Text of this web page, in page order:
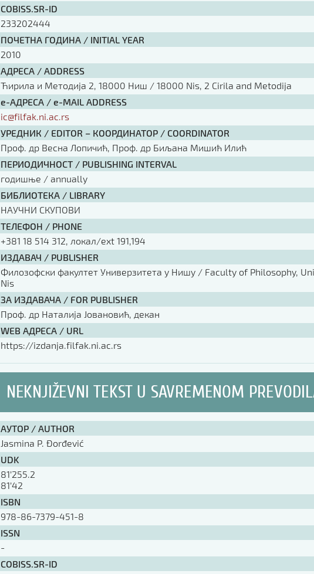
COBISS.SR-ID
233202444
ПОЧЕТНА ГОДИНА / INITIAL YEAR
2010
АДРЕСА / ADDRESS
Ћирила и Методија 2, 18000 Ниш / 18000 Nis, 2 Cirila and Metodija
е-АДРЕСА / e-MAIL ADDRESS
ic@filfak.ni.ac.rs
УРЕДНИК / EDITOR – КООРДИНАТОР / COORDINATOR
Проф. др Весна Лопичић, Проф. др Биљана Мишић Илић
ПЕРИОДИЧНОСТ / PUBLISHING INTERVAL
годишње / annually
БИБЛИОТЕКА / LIBRARY
НАУЧНИ СКУПОВИ
ТЕЛЕФОН / PHONE
+381 18 514 312, локал/ext 191,194
ИЗДАВАЧ / PUBLISHER
Филозофски факултет Универзитета у Нишу / Faculty of Philosophy,
Nis
ЗА ИЗДАВАЧА / FOR PUBLISHER
Проф. др Наталија Јовановић, декан
WEB АДРЕСА / URL
https://izdanja.filfak.ni.ac.rs
NEKNJIŽEVNI TEKST U SAVREMENOM
АУТОР / AUTHOR
Jasmina P. Đorđević
UDK
81’255.2
81’42
ISBN
978-86-7379-451-8
ISSN
-
COBISS.SR-ID